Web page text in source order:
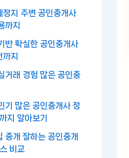
정지 주변 공인중개사
까지
반 확실한 공인중개사
지
거래 경험 많은 공인중
기 많은 공인중개사 정
지 알아보기
중개 잘하는 공인중개
비교